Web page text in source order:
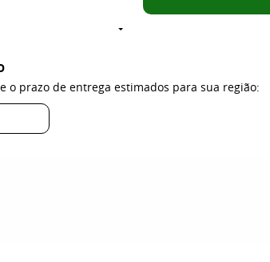
o prazo de entrega estimados para sua região: